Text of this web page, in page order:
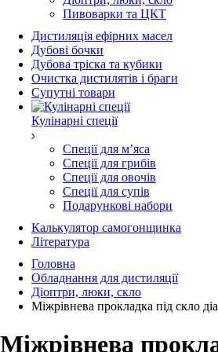
Пивоварки та ЦКТ
Дистиляція ефірних масел
Дубові бочки
Дубова тріска та кубики
Очистка дистилятів і браги
Супутні товари
Кулінарні спеції
Спеції для мʼяса
Спеції для грибів
Спеції для овочів
Спеції для супів
Подарункові набори
Калькулятор самогонщинка
Література
Головна
Обладнання для дистиляції
Діоптри, люки, скло
Міжрівнева прокладка під скло
Міжрівнева